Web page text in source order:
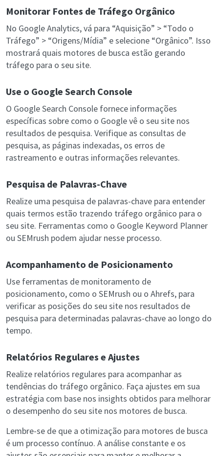
Monitorar Fontes de Tráfego Orgânico
No Google Analytics, vá para “Aquisição” > “Todo o
Tráfego” > “Origens/Mídia” e selecione “Orgânico”. Isso
mostrará quais motores de busca estão gerando
tráfego para o seu site.
Use o Google Search Console
O Google Search Console fornece informações
específicas sobre como o Google vê o seu site nos
resultados de pesquisa. Verifique as consultas de
pesquisa, as páginas indexadas, os erros de
rastreamento e outras informações relevantes.
Pesquisa de Palavras-Chave
Realize uma pesquisa de palavras-chave para entender
quais termos estão trazendo tráfego orgânico para o
seu site. Ferramentas como o Google Keyword Planner
ou SEMrush podem ajudar nesse processo.
Acompanhamento de Posicionamento
Use ferramentas de monitoramento de
posicionamento, como o SEMrush ou o Ahrefs, para
verificar as posições do seu site nos resultados de
pesquisa para determinadas palavras-chave ao longo do
tempo.
Relatórios Regulares e Ajustes
Realize relatórios regulares para acompanhar as
tendências do tráfego orgânico. Faça ajustes em sua
estratégia com base nos insights obtidos para melhorar
o desempenho do seu site nos motores de busca.
Lembre-se de que a otimização para motores de busca
é um processo contínuo. A análise constante e os